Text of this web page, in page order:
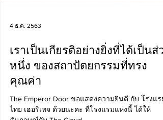
4 ธ.ค. 2563
เราเป็นเกียรติอย่างยิ่งที่ได้เป็นส่ว
หนึ่ง ของสถาปัตยกรรมที่ทรง
คุณค่า
The Emperor Door ขอแสดงความยินดี กับ โรงแร